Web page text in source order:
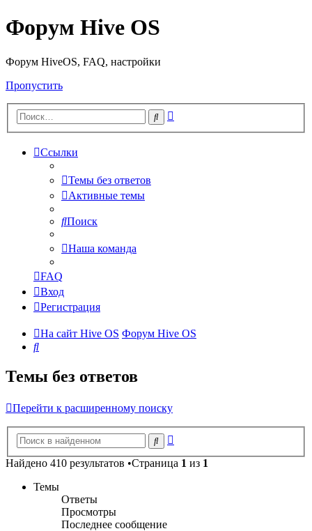
Форум Hive OS
Форум HiveOS, FAQ, настройки
Пропустить
Поиск
Ссылки
Темы без ответов
Активные темы
Поиск
Наша команда
FAQ
Вход
Регистрация
На сайт Hive OS Форум Hive OS
Поиск
Темы без ответов
Перейти к расширенному поиску
Поиск
Найдено 410 результатов •Страница 1 из 1
Темы
Ответы
Просмотры
Последнее сообщение